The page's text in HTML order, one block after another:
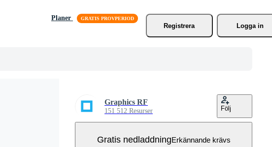
Planer
Registrera
Logga in
Graphics RF
151 512 Resurser Följ
Gratis nedladdningErkännande krävs